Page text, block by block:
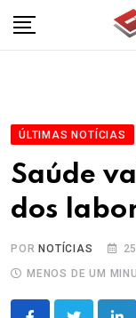
ÚLTIMAS NOTÍCIAS
Saúde
dos
POR NOTÍCIAS
MENOS DE UM